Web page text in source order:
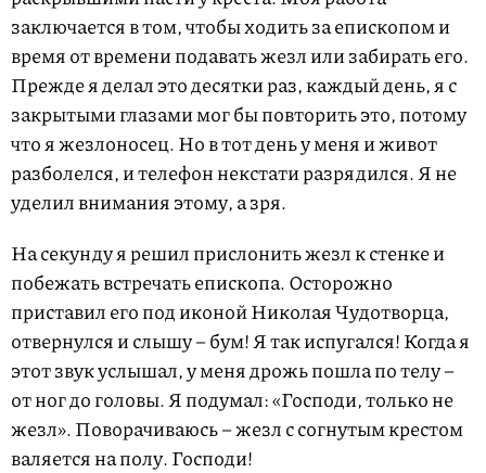
заключается в том, чтобы ходить за епископом и
время от времени подавать жезл или забирать его.
Прежде я делал это десятки раз, каждый день, я с
закрытыми глазами мог бы повторить это, потому
что я жезлоносец. Но в тот день у меня и живот
разболелся, и телефон некстати разрядился. Я не
уделил внимания этому, а зря.
На секунду я решил прислонить жезл к стенке и
побежать встречать епископа. Осторожно
приставил его под иконой Николая Чудотворца,
отвернулся и слышу – бум! Я так испугался! Когда я
этот звук услышал, у меня дрожь пошла по телу –
от ног до головы. Я подумал: «Господи, только не
жезл». Поворачиваюсь – жезл с согнутым крестом
валяется на полу. Господи!